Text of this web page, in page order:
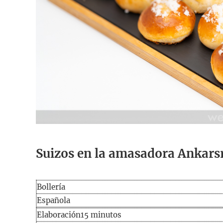
Suizos en la amasadora
Bollería
Española
Elaboración
Elaboración15 minutos
minutos